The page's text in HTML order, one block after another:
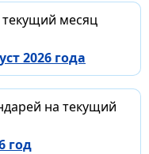
месяц
2026 года
на текущий
год